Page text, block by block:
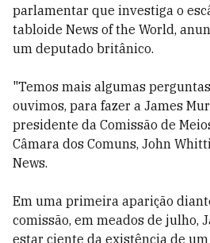
parlamentar que investiga o
tabloide News of the World,
um deputado britânico.
"Temos mais algumas
ouvimos, para fazer a James
presidente da Comissão de
Câmara dos Comuns, John
News.
Em uma primeira aparição
comissão, em meados de julho,
estar ciente da existência de